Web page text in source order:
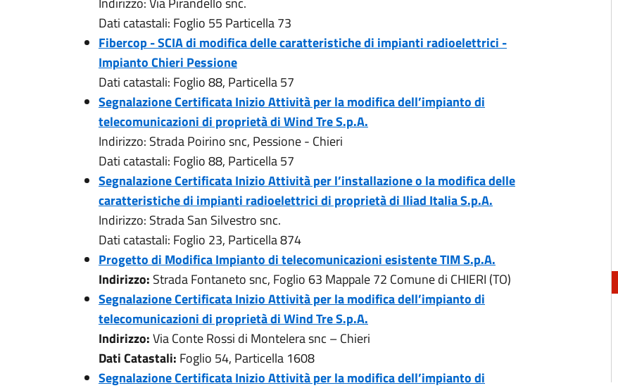
Dati catastali: Foglio 55 Particella 73
Fibercop - SCIA di modifica delle caratteristiche di impianti radioelettrici -
Impianto Chieri Pessione
Dati catastali: Foglio 88, Particella 57
Segnalazione Certificata Inizio Attività per la modifica dell’impianto di
telecomunicazioni di proprietà di Wind Tre S.p.A.
Indirizzo: Strada Poirino snc, Pessione - Chieri
Dati catastali: Foglio 88, Particella 57
Segnalazione Certificata Inizio Attività per l’installazione o la modifica delle
caratteristiche di impianti radioelettrici di proprietà di Iliad Italia S.p.A.
Indirizzo: Strada San Silvestro snc.
Dati catastali: Foglio 23, Particella 874
Progetto di Modifica Impianto di telecomunicazioni esistente TIM S.p.A.
Indirizzo: Strada Fontaneto snc, Foglio 63 Mappale 72 Comune di CHIERI (TO)
Segnalazione Certificata Inizio Attività per la modifica dell’impianto di
telecomunicazioni di proprietà di Wind Tre S.p.A.
Indirizzo:Via Conte Rossi di Montelera snc – Chieri
Dati Catastali: Foglio 54, Particella 1608
Segnalazione Certificata Inizio Attività per la modifica dell’impianto di